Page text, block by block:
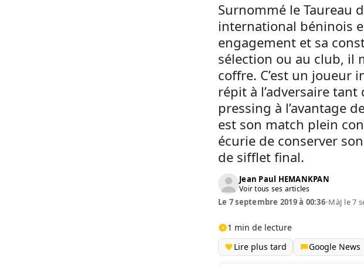
Surnommé le Taureau
international béninois
engagement et sa
sélection ou au club, il
coffre. C’est un
répit à l’adversaire tant
pressing à l’avantage
est son match plein
écurie de conserver
de sifflet final.
Jean Paul HEMANKPAN
Voir tous ses articles
Le 7 septembre 2019 à 00:36•MàJ le 7
1 min de lecture
Lire plus tard
Google News